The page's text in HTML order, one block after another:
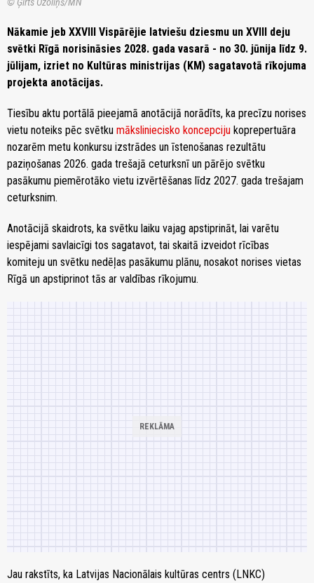
© Ģirts Ozoliņš/MN
Nākamie jeb XXVIII Vispārējie latviešu dziesmu un XVIII deju
svētki Rīgā norisināsies 2028. gada vasarā - no 30. jūnija līdz 9.
jūlijam, izriet no Kultūras ministrijas (KM) sagatavotā rīkojuma
projekta anotācijas.
Tiesību aktu portālā pieejamā anotācijā norādīts, ka precīzu norises
vietu noteiks pēc svētku māksliniecisko koncepciju koprepertuāra
nozarēm metu konkursu izstrādes un īstenošanas rezultātu
paziņošanas 2026. gada trešajā ceturksnī un pārējo svētku
pasākumu piemērotāko vietu izvērtēšanas līdz 2027. gada trešajam
ceturksnim.
Anotācijā skaidrots, ka svētku laiku vajag apstiprināt, lai varētu
iespējami savlaicīgi tos sagatavot, tai skaitā izveidot rīcības
komiteju un svētku nedēļas pasākumu plānu, nosakot norises vietas
Rīgā un apstiprinot tās ar valdības rīkojumu.
Jau rakstīts, ka Latvijas Nacionālais kultūras centrs (LNKC)